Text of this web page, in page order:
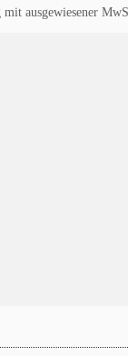
mit ausgewiesener